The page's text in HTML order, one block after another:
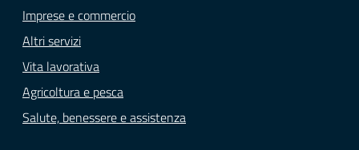
Imprese e commercio
Altri servizi
Vita lavorativa
Agricoltura e pesca
Salute, benessere e assistenza